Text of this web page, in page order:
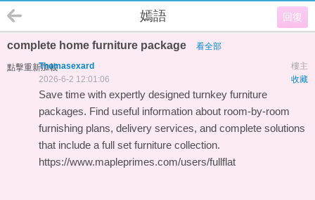
回復
嫣語
complete home furniture package 看全部
點擊重新加載 樓主
Thomasexard
收藏
2026-6-2 12:01:06
Save time with expertly designed turnkey furniture
packages. Find useful information about room-by-room
furnishing plans, delivery services, and complete solutions
that include a full set furniture collection.
https://www.mapleprimes.com/users/fullflat